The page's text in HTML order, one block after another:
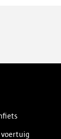
voertuig